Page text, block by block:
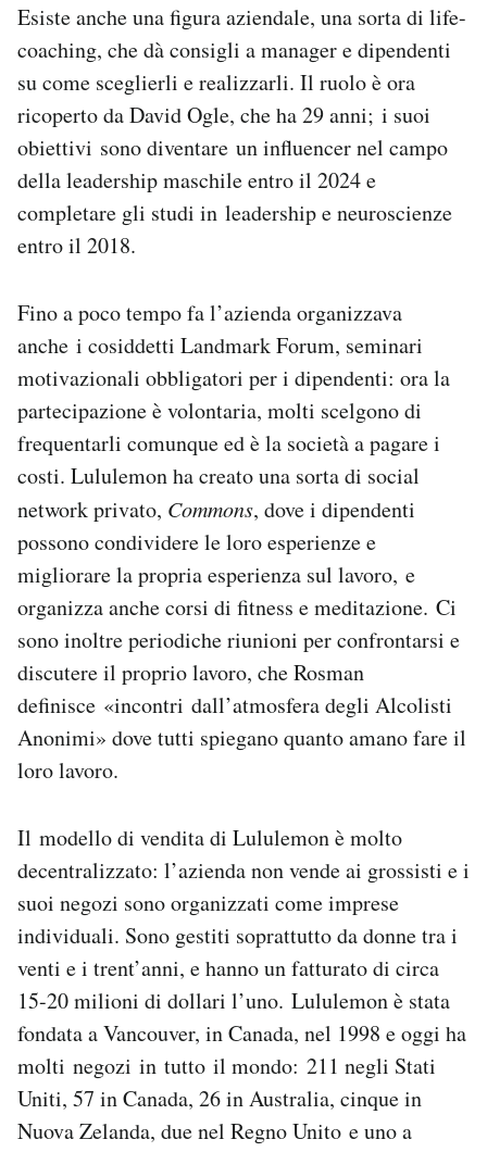
Esiste anche una figura aziendale, una sorta di life-
coaching, che dà consigli a manager e dipendenti
su come sceglierli e realizzarli. Il ruolo è ora
ricoperto da David Ogle, che ha 29 anni; i suoi
obiettivi sono diventare un influencer nel campo
della leadership maschile entro il 2024 e
completare gli studi in leadership e neuroscienze
entro il 2018.
Fino a poco tempo fa l’azienda organizzava
anche i cosiddetti Landmark Forum, seminari
motivazionali obbligatori per i dipendenti: ora la
partecipazione è volontaria, molti scelgono di
frequentarli comunque ed è la società a pagare i
costi. Lululemon ha creato una sorta di social
network privato, Commons, dove i dipendenti
possono condividere le loro esperienze e
migliorare la propria esperienza sul lavoro, e
organizza anche corsi di fitness e meditazione. Ci
sono inoltre periodiche riunioni per confrontarsi e
discutere il proprio lavoro, che Rosman
definisce «incontri dall’atmosfera degli Alcolisti
Anonimi» dove tutti spiegano quanto amano fare il
loro lavoro.
Il modello di vendita di Lululemon è molto
decentralizzato: l’azienda non vende ai grossisti e i
suoi negozi sono organizzati come imprese
individuali. Sono gestiti soprattutto da donne tra i
venti e i trent’anni, e hanno un fatturato di circa
15-20 milioni di dollari l’uno. Lululemon è stata
fondata a Vancouver, in Canada, nel 1998 e oggi ha
molti negozi in tutto il mondo: 211 negli Stati
Uniti, 57 in Canada, 26 in Australia, cinque in
Nuova Zelanda, due nel Regno Unito e uno a